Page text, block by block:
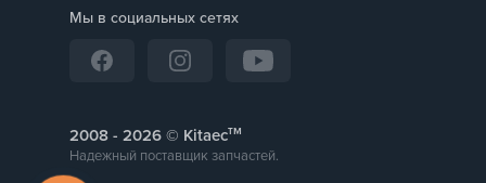
Мы в социальных сетях
2008 - © Kitaecтм
Надежный поставщик запчастей.